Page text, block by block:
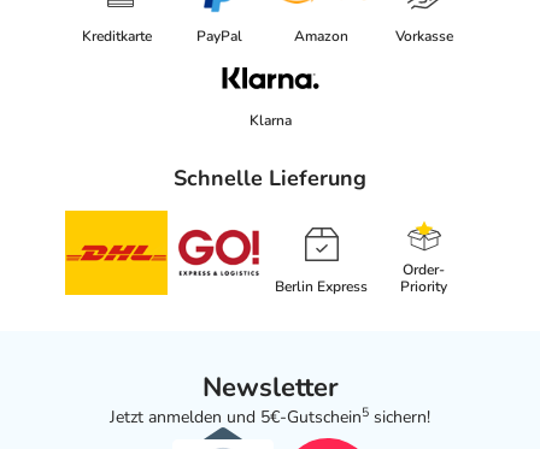
Kreditkarte PayPal Amazon Vorkasse
Klarna
Schnelle Lieferung
Berlin Express
Order-
Priority
Newsletter
Jetzt anmelden und 5€-Gutschein5 sichern!